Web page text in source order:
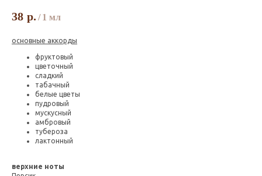
38 р. / 1 мл
основные аккорды
фруктовый
цветочный
сладкий
табачный
белые цветы
пудровый
мускусный
амбровый
тубероза
лактонный
верхние ноты